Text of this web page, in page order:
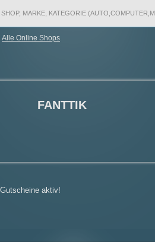
Alle Online Shops
FANTTIK
aktiv!